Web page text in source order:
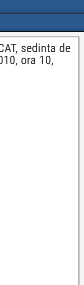
sedinta de
ora 10,